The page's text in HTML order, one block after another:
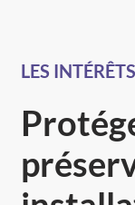
LES